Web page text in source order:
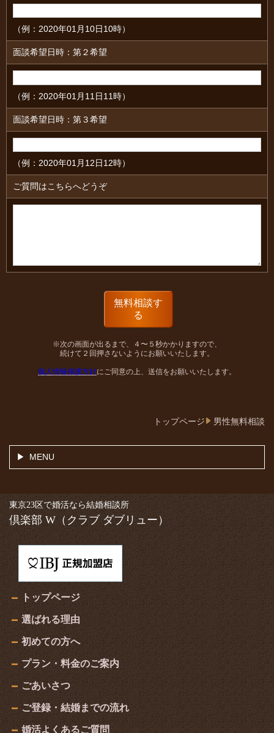
（例：2020年01月10日10時）
面談希望日時：第２希望
（例：2020年01月11日11時）
面談希望日時：第３希望
（例：2020年01月12日12時）
ご質問はこちらへどうぞ
※次の画面が出るまで、４〜５秒かかりますので、
続けて２回押さないようにお願いいたします。
個人情報保護方針にご同意の上、送信をお願いいたします。
トップページ 男性無料相談
MENU
東京23区で婚活なら結婚相談所
倶楽部 W （クラブ ダブリュー）
トップページ
選ばれる理由
初めての方へ
プラン・料金のご案内
ごあいさつ
ご登録・結婚までの流れ
婚活よくあるご質問